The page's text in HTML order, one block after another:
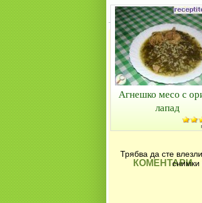
Агнешко месо с
лапад
КОМЕНТАРИ
Трябва да сте
снимки